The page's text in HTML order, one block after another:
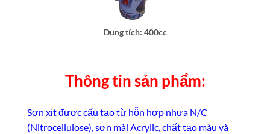
Dung tích: 400cc
Thông tin sản phẩm:
Sơn xịt được cấu tạo từ hỗn hợp nhựa N/C
(Nitrocellulose), sơn mài Acrylic, chất tạo màu và